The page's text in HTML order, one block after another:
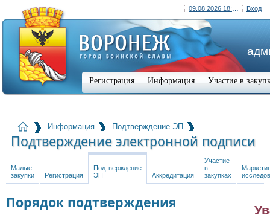
Вход
Регистрация Информация Участие в
Информация Подтверждение ЭП
Подтверждение электронной подписи
Малые
закупки
Регистрация
Подтверждение
ЭП
Аккредитация
Участие
в
закупках
Порядок подтверждения